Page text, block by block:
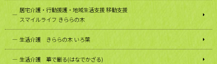
居宅介護・行動援護・地域生活支援 移動支援
スマイルライフ きららの木
生活介護 きららの木 いろ葉
生活介護 華で厳る(はなでかざる)